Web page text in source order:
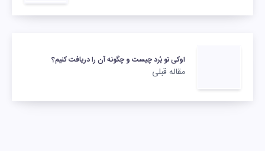
اوکی تو بُرد چیست و چگونه آن را دریافت کنیم؟
مقاله قبلی